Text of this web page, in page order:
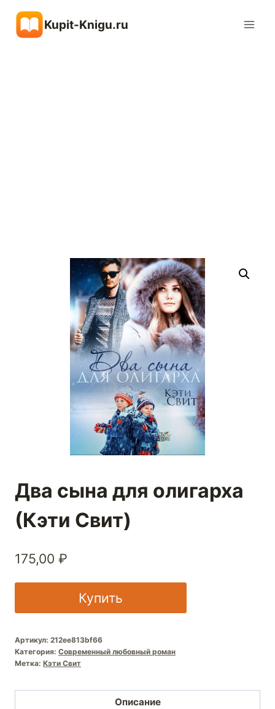
содержимому
Kupit-Knigu.ru
Два сына для олигарха
(Кэти Свит)
175,00 ₽
Купить
Артикул: 212ee813bf66
Категория: Современный любовный роман
Метка: Кэти Свит
Описание